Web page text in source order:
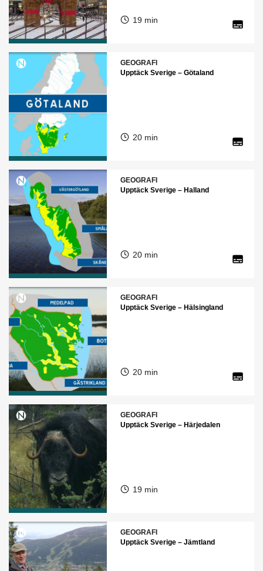
19 min
GEOGRAFI
Upptäck Sverige – Götaland
20 min
GEOGRAFI
Upptäck Sverige – Halland
20 min
GEOGRAFI
Upptäck Sverige – Hälsingland
20 min
GEOGRAFI
Upptäck Sverige – Härjedalen
19 min
GEOGRAFI
Upptäck Sverige – Jämtland